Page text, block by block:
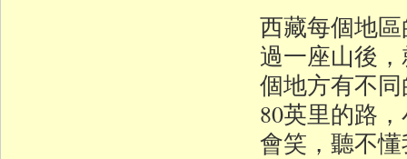
西藏每個地
過一座山後
個地方有不
80英里的路
會笑，聽不